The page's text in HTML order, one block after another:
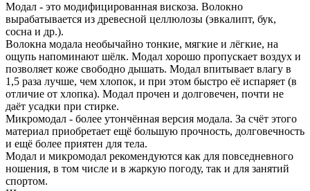
Модал - это модифицированная вискоза. Волокно
вырабатывается из древесной целлюлозы (эвкалипт, бук,
сосна и др.).
Волокна модала необычайно тонкие, мягкие и лёгкие, на
ощупь напоминают шёлк. Модал хорошо пропускает воздух и
позволяет коже свободно дышать. Модал впитывает влагу в
1,5 раза лучше, чем хлопок, и при этом быстро её испаряет (в
отличие от хлопка). Модал прочен и долговечен, почти не
даёт усадки при стирке.
Микромодал - более утончённая версия модала. За счёт этого
материал приобретает ещё большую прочность, долговечность
и ещё более приятен для тела.
Модал и микромодал рекомендуются как для повседневного
ношения, в том числе и в жаркую погоду, так и для занятий
спортом.